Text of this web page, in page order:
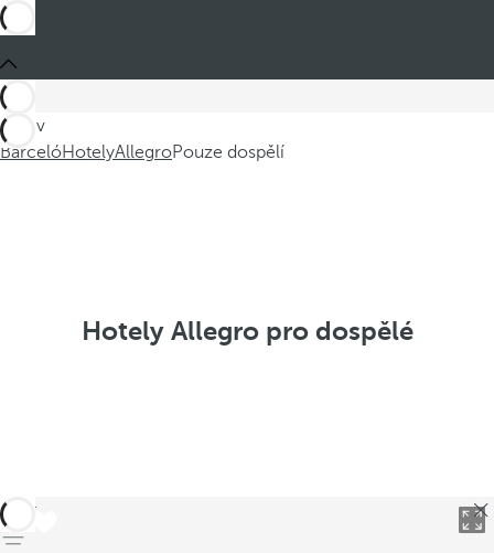
Jste v
BarcelóHotelyAllegroPouze dospělí
Hotely Allegro pro dospělé
Zpět